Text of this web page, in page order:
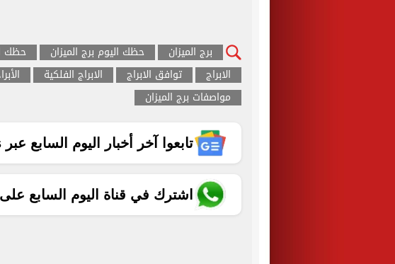
برج الميزان حظك اليوم برج الميزان حظك
الابراج
توافق الابراج الابراج الفلكية
مواصفات برج الميزان
تابعوا آخر أخبار اليوم السابع عبر Google News
اشترك في قناة اليوم السابع